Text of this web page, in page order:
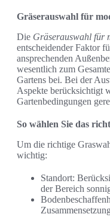
Gräserauswahl für
Die Gräserauswahl für
entscheidender Faktor
ansprechenden
wesentlich zum
Gartens bei. Bei der
Aspekte berücksichtigt
Gartenbedingungen
So wählen Sie das
Um die richtige
wichtig:
Standort:
der Bereich